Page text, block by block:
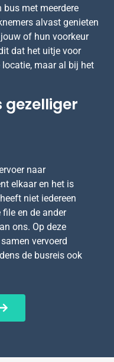
bus met meerdere
alvast genieten
of hun voorkeur
dat het uitje voor
maar al bij het
gezelliger
naar
elkaar en het is
niet iedereen
en de ander
ons. Op deze
vervoerd
de busreis ook